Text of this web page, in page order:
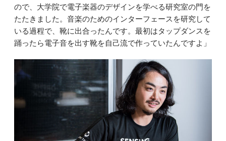
ので、大学院で電子楽器のデザインを学べる研究室の門を
たたきました。音楽のためのインターフェースを研究して
いる過程で、靴に出合ったんです。最初はタップダンスを
踊ったら電子音を出す靴を自己流で作っていたんですよ」